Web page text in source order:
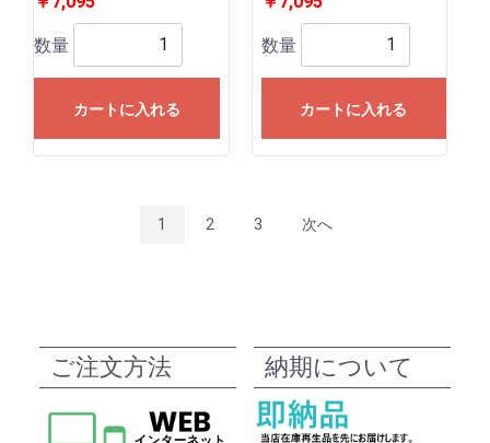
数量
カートに入れる
数量
カートに入れる
1 2 3 次へ
ご注文方法 納期について